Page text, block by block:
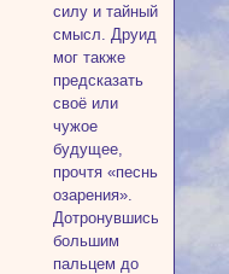
силу и тайный
смысл. Друид
мог также
предсказать
своё или
чужое
будущее,
прочтя «песнь
озарения».
Дотронувшись
большим
пальцем до